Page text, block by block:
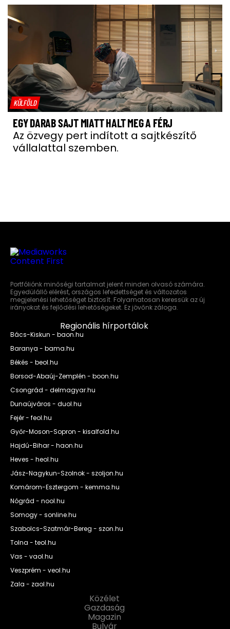
KÜLFÖLD
EGY DARAB SAJT MIATT HALT MEG A FÉRJ
Az özvegy pert indított a sajtkészítő
vállalattal szemben.
Portfóliónk minőségi tartalmat jelent minden olvasó számára.
Egyedülálló elérést, országos lefedettséget és változatos
megjelenési lehetőséget biztosít. Folyamatosan keressük az új
irányokat és fejlődési lehetőségeket. Ez jövőnk záloga.
Regionális hírportálok
Bács-Kiskun - baon.hu
Baranya - bama.hu
Békés - beol.hu
Borsod-Abaúj-Zemplén - boon.hu
Csongrád - delmagyar.hu
Dunaújváros - duol.hu
Fejér - feol.hu
Győr-Moson-Sopron - kisalfold.hu
Hajdú-Bihar - haon.hu
Heves - heol.hu
Jász-Nagykun-Szolnok - szoljon.hu
Komárom-Esztergom - kemma.hu
Nógrád - nool.hu
Somogy - sonline.hu
Szabolcs-Szatmár-Bereg - szon.hu
Tolna - teol.hu
Vas - vaol.hu
Veszprém - veol.hu
Zala - zaol.hu
Közélet
Gazdaság
Magazin
Bulvár